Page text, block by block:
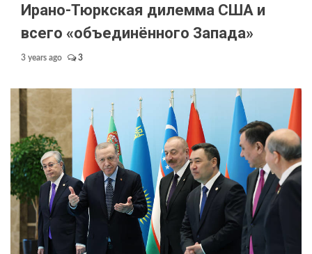
Ирано-Тюркская дилемма США и
всего «объединённого Запада»
3 years ago 3